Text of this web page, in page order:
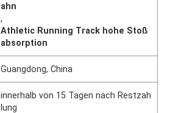
ahn
,
Athletic Running Track hohe Stoß
absorption
Guangdong, China
innerhalb von 15 Tagen nach Restzah
lung